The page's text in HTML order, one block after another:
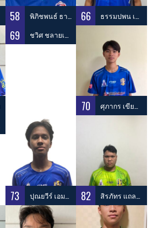
58 พิภิชพนธ์ ธาดาพิทักษ์พร 66 ธรรมปพน เปล่งสร้อย
69 ชวิศ ชลายเดชะ
70 ศุภากร เขียนดี
73 ปุณยวีร์ เอมโอษฐ 82 สิรภัทร แถลงธรรม